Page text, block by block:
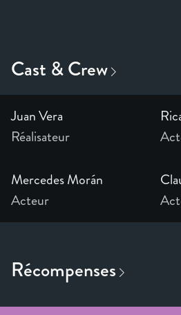
Juan Vera
Réalisateur
Mercedes Morán
Acteur